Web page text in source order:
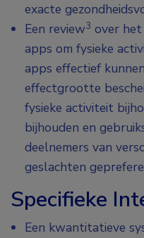
exacte
Een review3 over
apps om fysieke
apps effectief
effectgrootte
fysieke activiteit
bijhouden en
deelnemers van
geslachten
Specifieke
Een kwantitatieve